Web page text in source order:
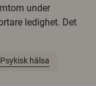
under
ledighet. Det
Psykisk hälsa